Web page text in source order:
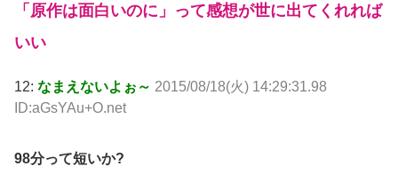
「原作は面白いのに」って感想が世に出てくれれば
いい
12: なまえないよぉ～ 2015/08/18(火) 14:29:31.98
ID:aGsYAu+O.net
98分って短いか?